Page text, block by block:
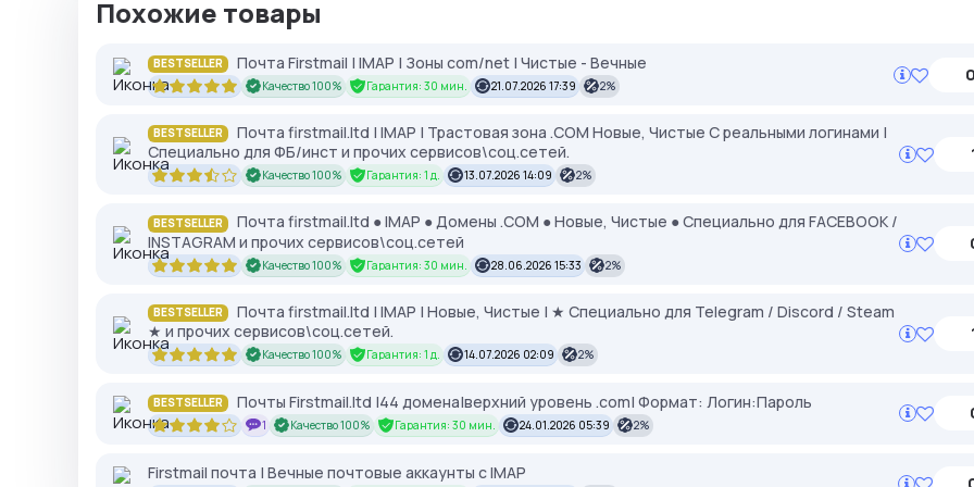
Похожие товары
BESTSELLER Почта Firstmail | IMAP | Зоны com/net | Чистые - Вечные
Качество 100% Гарантия: 30 мин. 21.07.2026 17:39 2%
BESTSELLER
Почта firstmail.ltd | IMAP | Трастовая зона .COM Новые, Чистые С реальными логинами |
Специально для ФБ/инст и прочих сервисов\соц.сетей.
Качество 100% Гарантия: 1 д. 13.07.2026 14:09 2%
BESTSELLER
Почта firstmail.ltd ● IMAP ● Домены .COM ● Новые, Чистые ● Специально для FACEBOOK /
INSTAGRAM и прочих сервисов\соц.сетей
Качество 100% Гарантия: 30 мин. 28.06.2026 15:33 2%
BESTSELLER
Почта firstmail.ltd | IMAP | Новые, Чистые | ★ Специально для Telegram / Discord / Steam
★ и прочих сервисов\соц.сетей.
Качество 100% Гарантия: 1 д. 14.07.2026 02:09 2%
BESTSELLER Почты Firstmail.ltd |44 домена|верхний уровень .com| Формат: Логин:Пароль
1 Качество 100% Гарантия: 30 мин. 24.01.2026 05:39 2%
Firstmail почта | Вечные почтовые аккаунты с IMAP